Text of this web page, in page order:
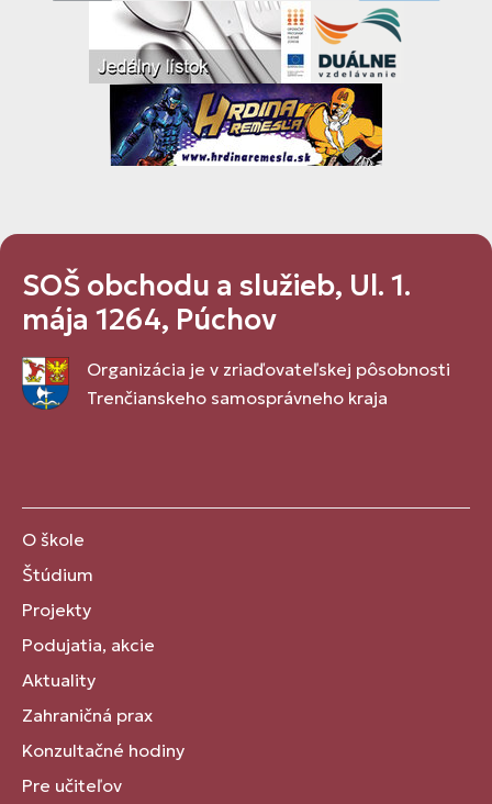
SOŠ obchodu a služieb, Ul. 1.
mája 1264, Púchov
Organizácia je v zriaďovateľskej pôsobnosti
Trenčianskeho samosprávneho kraja
O škole
Štúdium
Projekty
Podujatia, akcie
Aktuality
Zahraničná prax
Konzultačné hodiny
Pre učiteľov